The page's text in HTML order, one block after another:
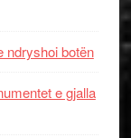
ndryshoi botën
e gjalla